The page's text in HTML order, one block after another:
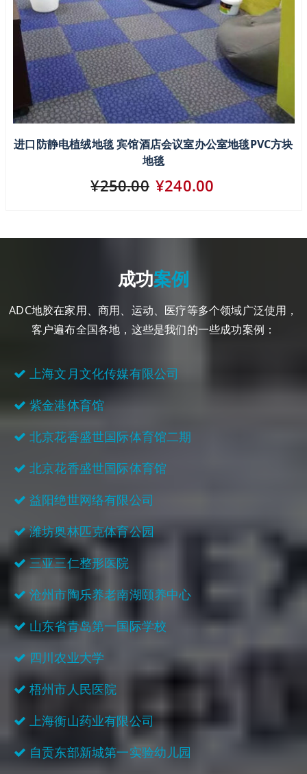
进口防静电植绒地毯 宾馆酒店会议室办公室地毯PVC方块
地毯
¥250.00 ¥240.00
成功案例
ADC地胶在家用、商用、运动、医疗等多个领域广泛使用，
客户遍布全国各地，这些是我们的一些成功案例：
上海文月文化传媒有限公司
紫金港体育馆
北京花香盛世国际体育馆二期
北京花香盛世国际体育馆
益阳绝世网络有限公司
潍坊奥林匹克体育公园
三亚三仁整形医院
沧州市陶乐养老南湖颐养中心
山东省青岛第一国际学校
四川农业大学
梧州市人民医院
上海衡山药业有限公司
自贡东部新城第一实验幼儿园